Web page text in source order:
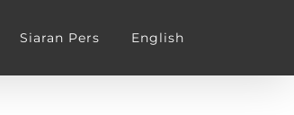
Siaran Pers English